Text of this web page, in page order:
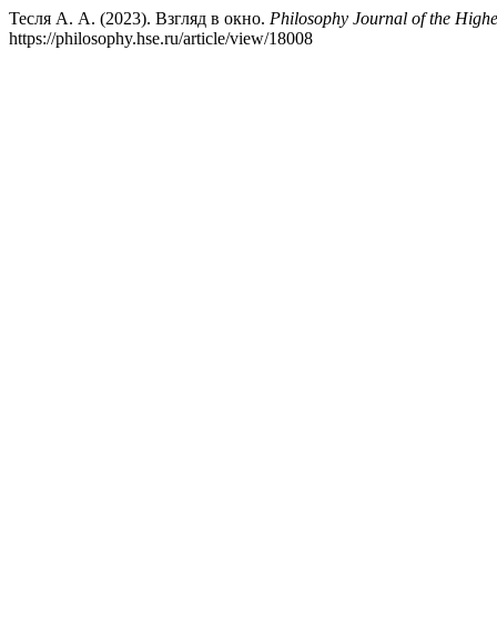
Тесля А. А. (2023). Взгляд в окно. Philosophy Journal of the
https://philosophy.hse.ru/article/view/18008